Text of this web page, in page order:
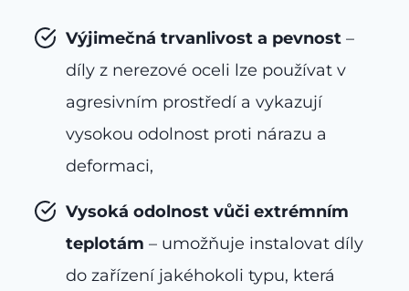
Výjimečná trvanlivost a pevnost –
díly z nerezové oceli lze používat v
agresivním prostředí a vykazují
vysokou odolnost proti nárazu a
deformaci,
Vysoká odolnost vůči extrémním
teplotám – umožňuje instalovat díly
do zařízení jakéhokoli typu, která